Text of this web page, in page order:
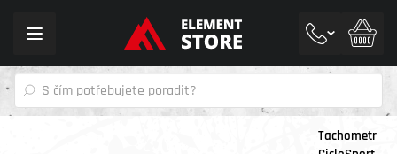
Toggle
Tachometr